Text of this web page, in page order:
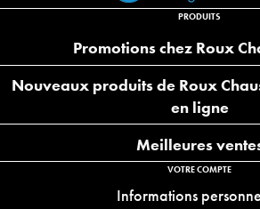
PRODUITS
Promotions chez Roux
Nouveaux produits de Roux
en ligne
Meilleures
VOTRE COMPTE
Informations